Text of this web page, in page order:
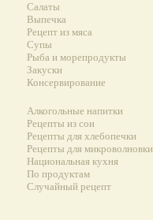
Салаты
Выпечка
Рецепт из мяса
Супы
Рыба и морепродукты
Закуски
Консервирование
Алкогольные напитки
Рецепты из сои
Рецепты для хлебопечки
Рецепты для микроволновки
Национальная кухня
По продуктам
Случайный рецепт